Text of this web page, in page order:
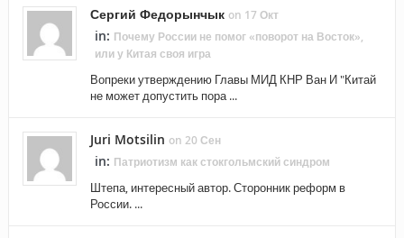
Сергий Федорынчык on 17 Окт
in: Почему России не помог «поворот на Восток»,
или у Китая своя игра
Вопреки утверждению Главы МИД КНР Ван И "Китай
не может допустить пора ...
Juri Motsilin on 20 Сен
in: Патриотизм как стокгольмский синдром
Штепа, интересный автор. Сторонник реформ в
России. ...